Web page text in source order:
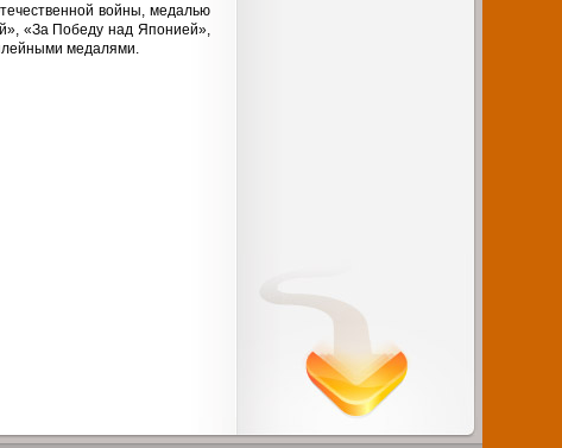
войны, медалью
«За Победу над Японией»,
медалями.